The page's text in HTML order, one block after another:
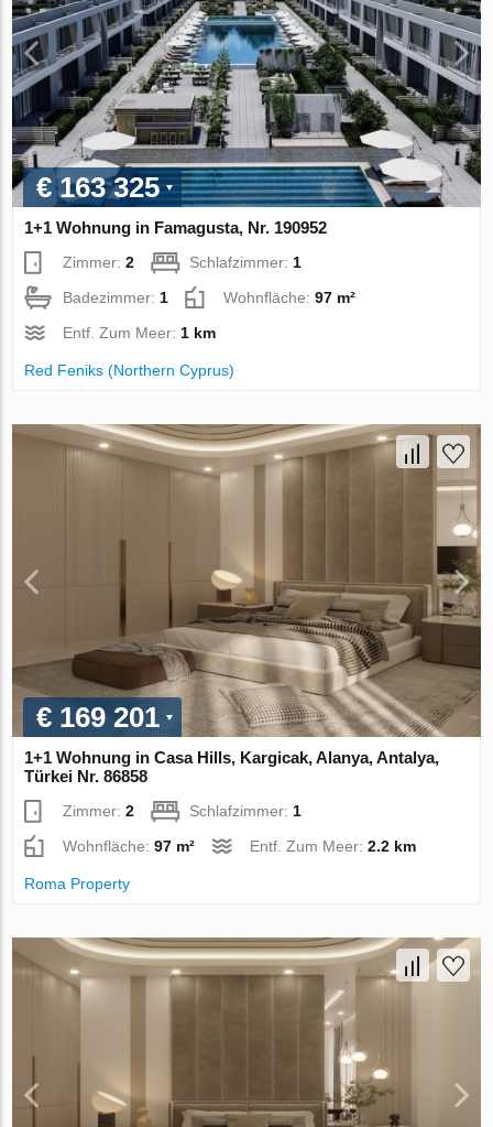
€ 163 325
1+1 Wohnung in Famagusta, Nr. 190952
Zimmer:2 Schlafzimmer:1
Badezimmer:1 Wohnfläche:97 m²
Entf. Zum Meer:1 km
Red Feniks (Northern Cyprus)
€ 169 201
1+1 Wohnung in Casa Hills, Kargicak, Alanya, Antalya,
Türkei Nr. 86858
Zimmer:2 Schlafzimmer: 1
Wohnfläche:97 m² Entf. Zum Meer:2.2 km
Roma Property